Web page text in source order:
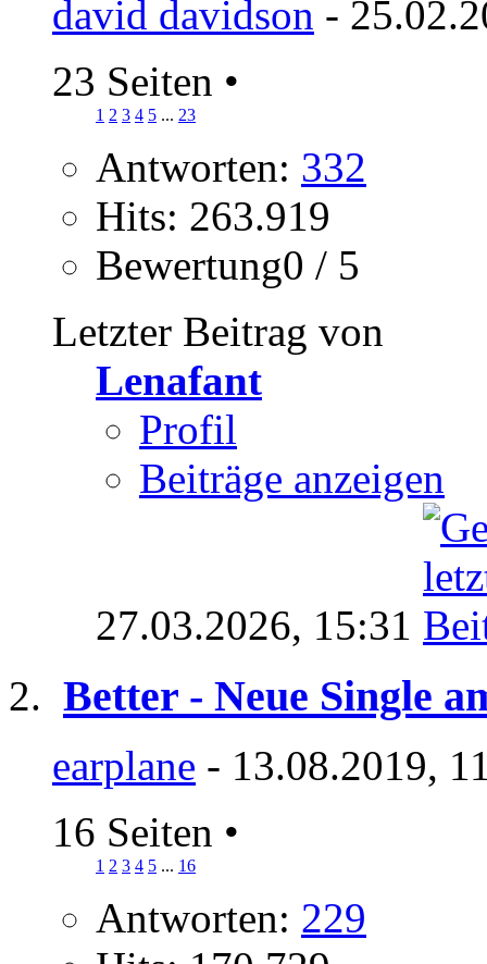
david davidson -
23 Seiten •
1 2 3 4 5 ... 23
Antworten: 332
Hits: 263.919
Bewertung0 / 5
Letzter Beitrag von
Lenafant
Profil
Beiträge anzeigen
27.03.2026, 15:31
Better - Neue Single
earplane - 13.08.2019,
16 Seiten •
1 2 3 4 5 ... 16
Antworten: 229